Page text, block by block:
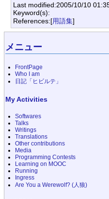
Last modified:2005/10/10
Keyword(s):
References:[用語集]
メニュー
FrontPage
Who I am
日記「ヒビルテ」
My Activities
Softwares
Talks
Writings
Translations
Other contributions
Media
Programming Contests
Learning on MOOC
Running
Ingress
Are You a Werewolf? (人狼)